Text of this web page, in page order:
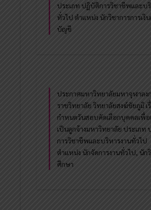
ประเภท ปฏิบัติการวิชาชีพและบ
ทั่วไป ตำแหน่ง นักวิชาการการเงิ
บัญชี
ประกาศมหาวิทยาลัยมหาจุฬาลง
ราชวิทยาลัย วิทยาลัยสงฆ์ชัยภูมิ เ
กำหนดวันสอบคัดเลือกบุคคลเพื่อ
เป็นลูกจ้างมหาวิทยาลัย ประเภท
การวิชาชีพและบริหารงานทั่วไป
ตำแหน่ง นักจัดการงานทั่วไป, นัก
ศึกษา